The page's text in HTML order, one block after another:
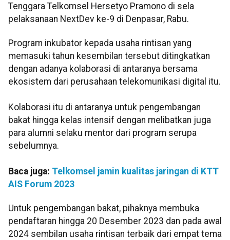
Tenggara Telkomsel Hersetyo Pramono di sela
pelaksanaan NextDev ke-9 di Denpasar, Rabu.
Program inkubator kepada usaha rintisan yang
memasuki tahun kesembilan tersebut ditingkatkan
dengan adanya kolaborasi di antaranya bersama
ekosistem dari perusahaan telekomunikasi digital itu.
Kolaborasi itu di antaranya untuk pengembangan
bakat hingga kelas intensif dengan melibatkan juga
para alumni selaku mentor dari program serupa
sebelumnya.
Baca juga: Telkomsel jamin kualitas jaringan di KTT
AIS Forum 2023
Untuk pengembangan bakat, pihaknya membuka
pendaftaran hingga 20 Desember 2023 dan pada awal
2024 sembilan usaha rintisan terbaik dari empat tema